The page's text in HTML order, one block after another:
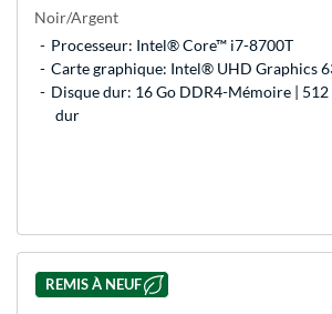
Noir/Argent
Processeur: Intel® Core™ i7-8700T
Carte graphique: Intel® UHD Graphics
Disque dur: 16 Go DDR4-Mémoire | 512
dur
REMIS À NEUF